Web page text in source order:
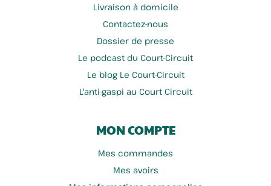
Livraison à domicile
Contactez-nous
Dossier de presse
Le podcast du Court-Circuit
Le blog Le Court-Circuit
L'anti-gaspi au Court Circuit
MON COMPTE
Mes commandes
Mes avoirs